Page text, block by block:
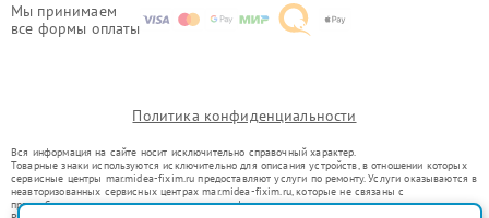
Мы принимаем
все формы оплаты
Политика конфиденциальности
Вся информация на сайте носит исключительно справочный характер.
Товарные знаки используются исключительно для описания устройств, в отношении которых
сервисные центры mar.midea-fixim.ru предоставляют услуги по ремонту. Услуги оказываются в
неавторизованных сервисных центрах mar.midea-fixim.ru, которые не связаны с
правообладателями товарных знаков или их официальными представителями.